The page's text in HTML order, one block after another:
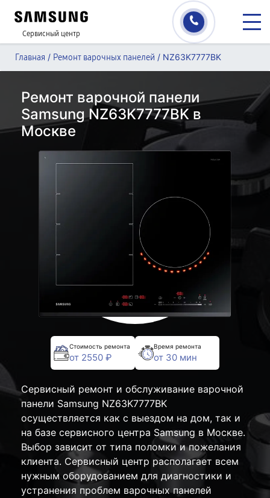
Сервисный центр
Главная / Ремонт варочных панелей / NZ63K7777BK
Ремонт варочной панели
Samsung NZ63K7777BK в
Москве
Стоимость ремонта
от 2550 ₽
Время ремонта
от 30 мин
Сервисный ремонт и обслуживание варочной
панели Samsung NZ63K7777BK
осуществляется как с выездом на дом, так и
на базе сервисного центра Samsung в Москве.
Выбор зависит от типа поломки и пожелания
клиента. Сервисный центр располагает всем
нужным оборудованием для диагностики и
устранения проблем варочных панелей